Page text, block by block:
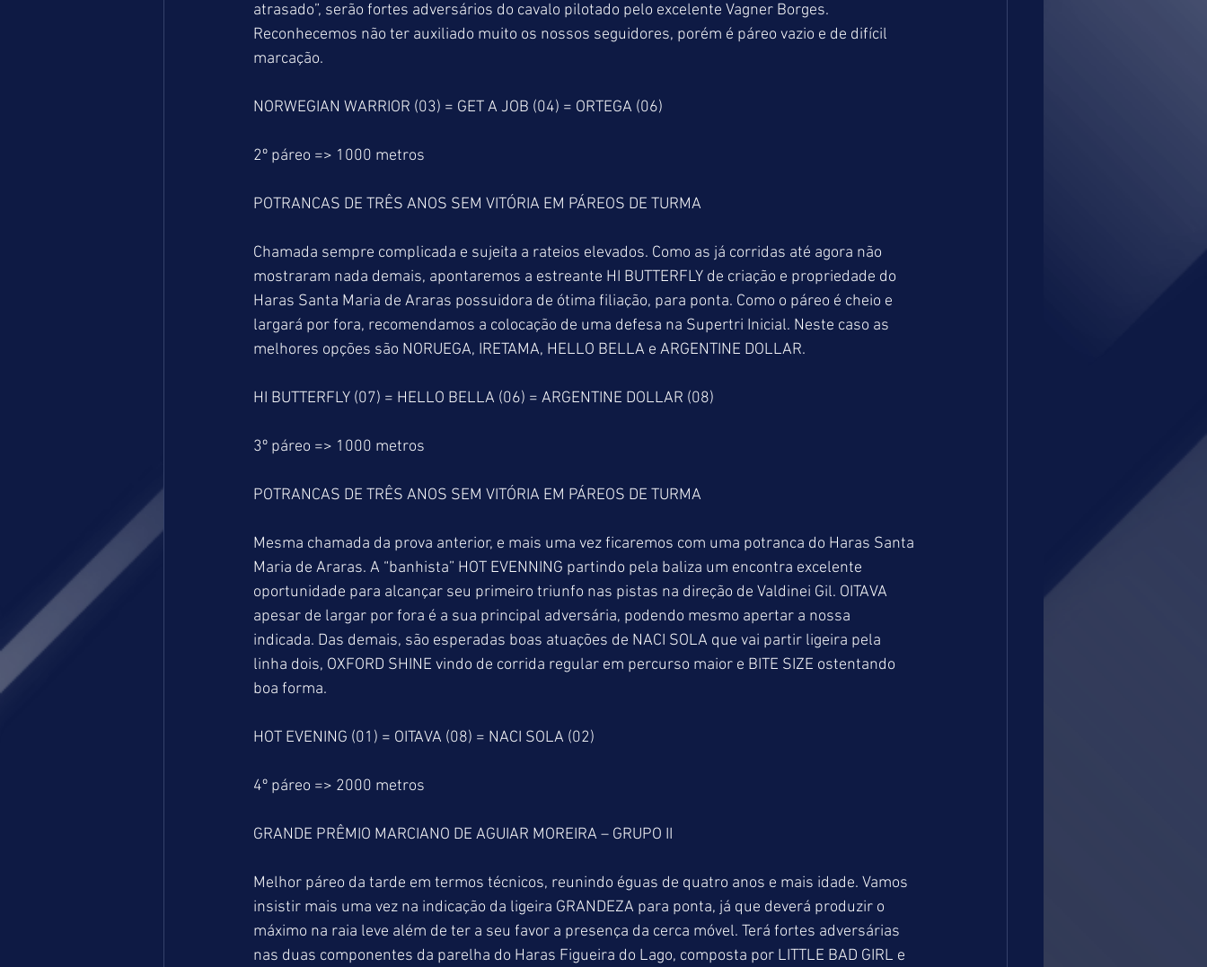
atrasado”, serão fortes adversários do cavalo pilotado pelo excelente Vagner Borges.
Reconhecemos não ter auxiliado muito os nossos seguidores, porém é páreo vazio e de difícil
marcação.
NORWEGIAN WARRIOR (03) = GET A JOB (04) = ORTEGA (06)
2º páreo => 1000 metros
POTRANCAS DE TRÊS ANOS SEM VITÓRIA EM PÁREOS DE TURMA
Chamada sempre complicada e sujeita a rateios elevados. Como as já corridas até agora não
mostraram nada demais, apontaremos a estreante HI BUTTERFLY de criação e propriedade do
Haras Santa Maria de Araras possuidora de ótima filiação, para ponta. Como o páreo é cheio e
largará por fora, recomendamos a colocação de uma defesa na Supertri Inicial. Neste caso as
melhores opções são NORUEGA, IRETAMA, HELLO BELLA e ARGENTINE DOLLAR.
HI BUTTERFLY (07) = HELLO BELLA (06) = ARGENTINE DOLLAR (08)
3º páreo => 1000 metros
POTRANCAS DE TRÊS ANOS SEM VITÓRIA EM PÁREOS DE TURMA
Mesma chamada da prova anterior, e mais uma vez ficaremos com uma potranca do Haras Santa
Maria de Araras. A “banhista” HOT EVENNING partindo pela baliza um encontra excelente
oportunidade para alcançar seu primeiro triunfo nas pistas na direção de Valdinei Gil. OITAVA
apesar de largar por fora é a sua principal adversária, podendo mesmo apertar a nossa
indicada. Das demais, são esperadas boas atuações de NACI SOLA que vai partir ligeira pela
linha dois, OXFORD SHINE vindo de corrida regular em percurso maior e BITE SIZE ostentando
boa forma.
HOT EVENING (01) = OITAVA (08) = NACI SOLA (02)
4º páreo => 2000 metros
GRANDE PRÊMIO MARCIANO DE AGUIAR MOREIRA – GRUPO II
Melhor páreo da tarde em termos técnicos, reunindo éguas de quatro anos e mais idade. Vamos
insistir mais uma vez na indicação da ligeira GRANDEZA para ponta, já que deverá produzir o
máximo na raia leve além de ter a seu favor a presença da cerca móvel. Terá fortes adversárias
nas duas componentes da parelha do Haras Figueira do Lago, composta por LITTLE BAD GIRL e